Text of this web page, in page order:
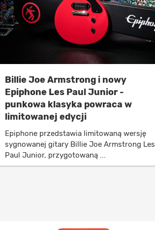
Billie Joe Armstrong i nowy
Epiphone Les Paul Junior -
punkowa klasyka powraca w
limitowanej edycji
Epiphone przedstawia limitowaną wersję
sygnowanej gitary Billie Joe Armstrong Les
Paul Junior, przygotowaną ...